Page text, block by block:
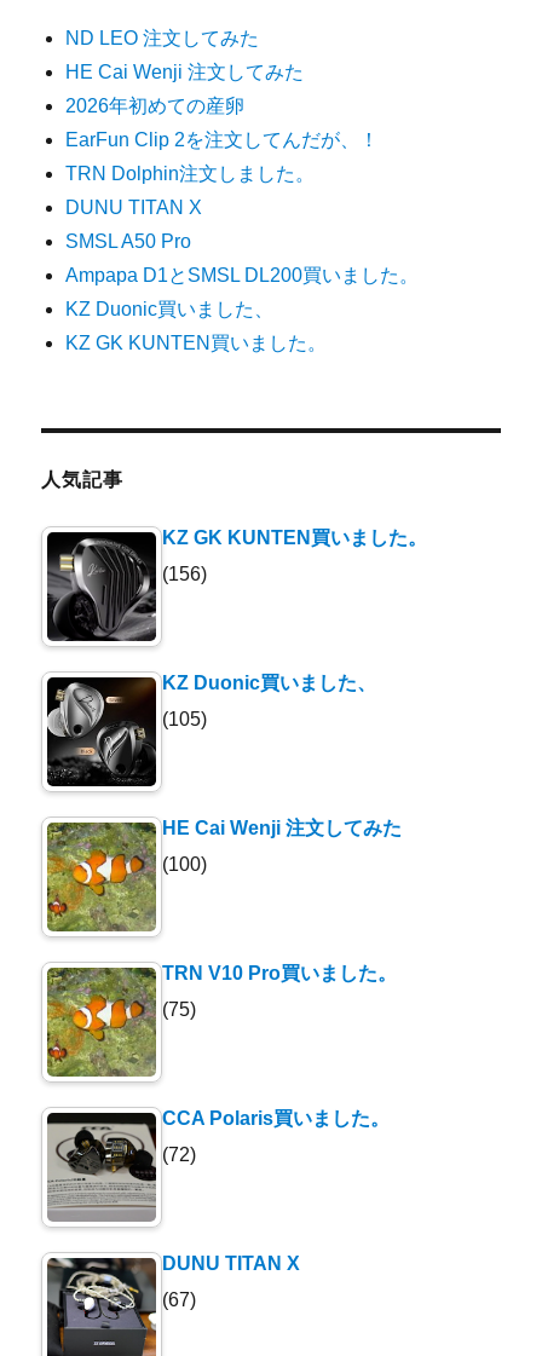
送
り
ND LEO 注文してみた
HE Cai Wenji 注文してみた
2026年初めての産卵
EarFun Clip 2を注文してんだが、！
TRN Dolphin注文しました。
DUNU TITAN X
SMSL A50 Pro
Ampapa D1とSMSL DL200買いました。
KZ Duonic買いました、
KZ GK KUNTEN買いました。
人気記事
KZ GK KUNTEN買いました。
(156)
KZ Duonic買いました、
(105)
HE Cai Wenji 注文してみた
(100)
TRN V10 Pro買いました。
(75)
CCA Polaris買いました。
(72)
DUNU TITAN X
(67)